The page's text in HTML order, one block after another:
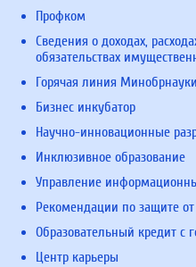
Профком
Сведения о доходах,
обязательствах
Горячая линия
Бизнес инкубатор
Научно-инновационные
Инклюзивное образование
Управление
Рекомендации по защите
Образовательный кредит с
Центр карьеры